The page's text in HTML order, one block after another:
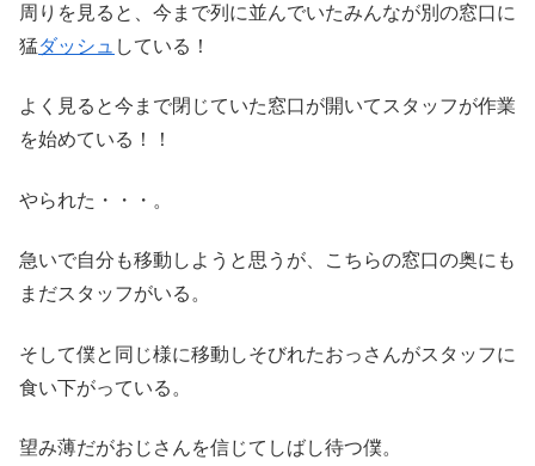
周りを見ると、今まで列に並んでいたみんなが別の窓口に
猛ダッシュ している！
よく見ると今まで閉じていた窓口が開いてスタッフが作業
を始めている！！
やられた・・・。
急いで自分も移動しようと思うが、こちらの窓口の奥にも
まだスタッフがいる。
そして僕と同じ様に移動しそびれたおっさんがスタッフに
食い下がっている。
望み薄だがおじさんを信じてしばし待つ僕。